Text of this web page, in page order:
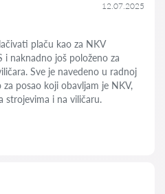
12.07.2025
plaču kao za NKV
i naknadno još položeno za
Sve je navedeno u radnoj
posao koji obavljam je NKV,
strojevima i na viličaru.